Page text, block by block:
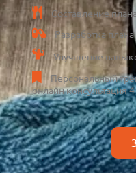
Составление
Разработка
Улучшение
Персональный
онлайн консультация